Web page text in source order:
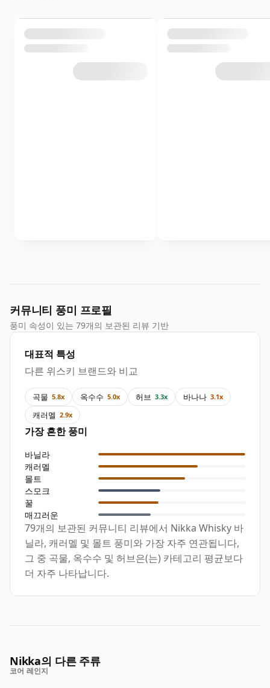
커뮤니티 풍미 프로필
풍미 속성이 있는 79개의 보관된 리뷰 기반
대표적 특성
다른 위스키 브랜드와 비교
곡물 5.8x 옥수수 5.0x 허브 3.3x 바나나 3.1x
캐러멜 2.9x
가장 흔한 풍미
바닐라
캐러멜
몰트
스모크
꿀
매끄러운
79개의 보관된 커뮤니티 리뷰에서 Nikka Whisky 바
닐라, 캐러멜 및 몰트 풍미와 가장 자주 연관됩니다,
그 중 곡물, 옥수수 및 허브은(는) 카테고리 평균보다
더 자주 나타납니다.
Nikka의 다른 주류
코어 레인지